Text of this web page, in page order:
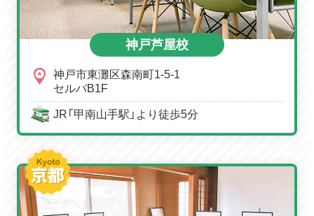
神戸芦屋校
神戸市東灘区森南町1-5-1
セルバB1F
JR「甲南山手駅」より徒歩5分